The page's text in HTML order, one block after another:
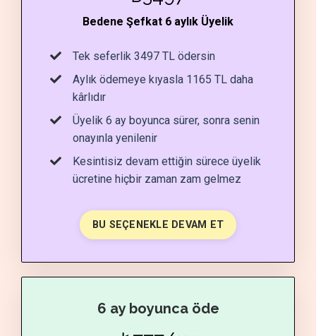
Bedene Şefkat 6 aylık Üyelik
Tek seferlik 3497 TL ödersin
Aylık ödemeye kıyasla 1165 TL daha
kârlıdır
Üyelik 6 ay boyunca sürer, sonra senin
onayınla yenilenir
Kesintisiz devam ettiğin sürece üyelik
ücretine hiçbir zaman zam gelmez
BU SEÇENEKLE DEVAM ET
6 ay boyunca öde